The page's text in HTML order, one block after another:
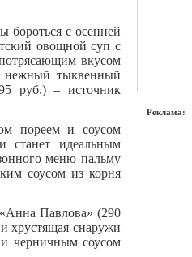
бороться с осенней
овощной суп с
вкусом
нежный тыквенный
руб.) – источник
пореем и соусом
станет идеальным
меню пальму
соусом из корня
Павлова» (290
хрустящая снаружи
черничным соусом
Реклама: